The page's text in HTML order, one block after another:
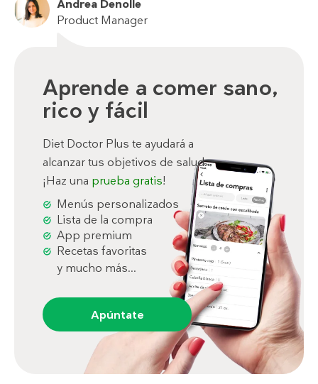
Andrea Denolle
Product Manager
Aprende a comer sano,
rico y fácil
Diet Doctor Plus te ayudará a
alcanzar tus objetivos de salud.
¡Haz una prueba gratis!
Menús personalizados
Lista de la compra
App premium
Recetas favoritas
y mucho más...
Apúntate